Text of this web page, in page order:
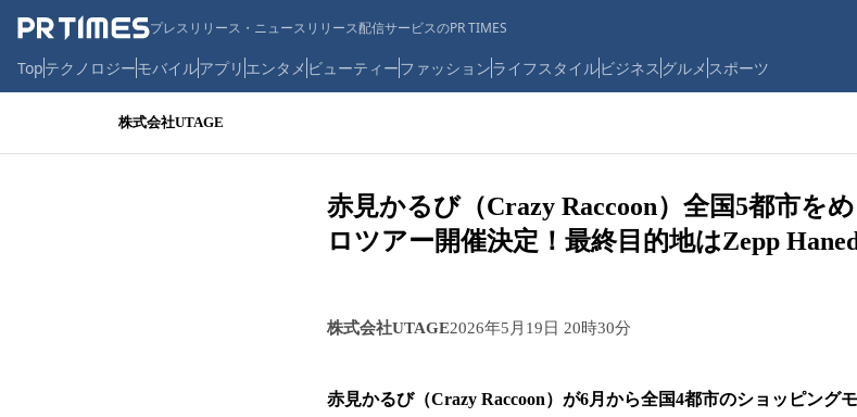
プレスリリース・ニュースリリース配信サービスのPR TIMES
Topテクノロジーモバイルアプリ エンタメ ビューティーファッションライフスタイルビジネス グルメ スポーツ
株式会社UTAGE
赤見かるび（Crazy Raccoon）全国5都市を
ロツアー開催決定！最終目的地はZepp
株式会社UTAGE2026年5月19日 20時30分
赤見かるび（Crazy Raccoon）が6月から全国4都市のショッピング